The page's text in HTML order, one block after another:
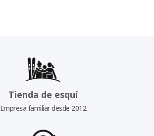
Tienda de esquí
Empresa familiar desde 2012